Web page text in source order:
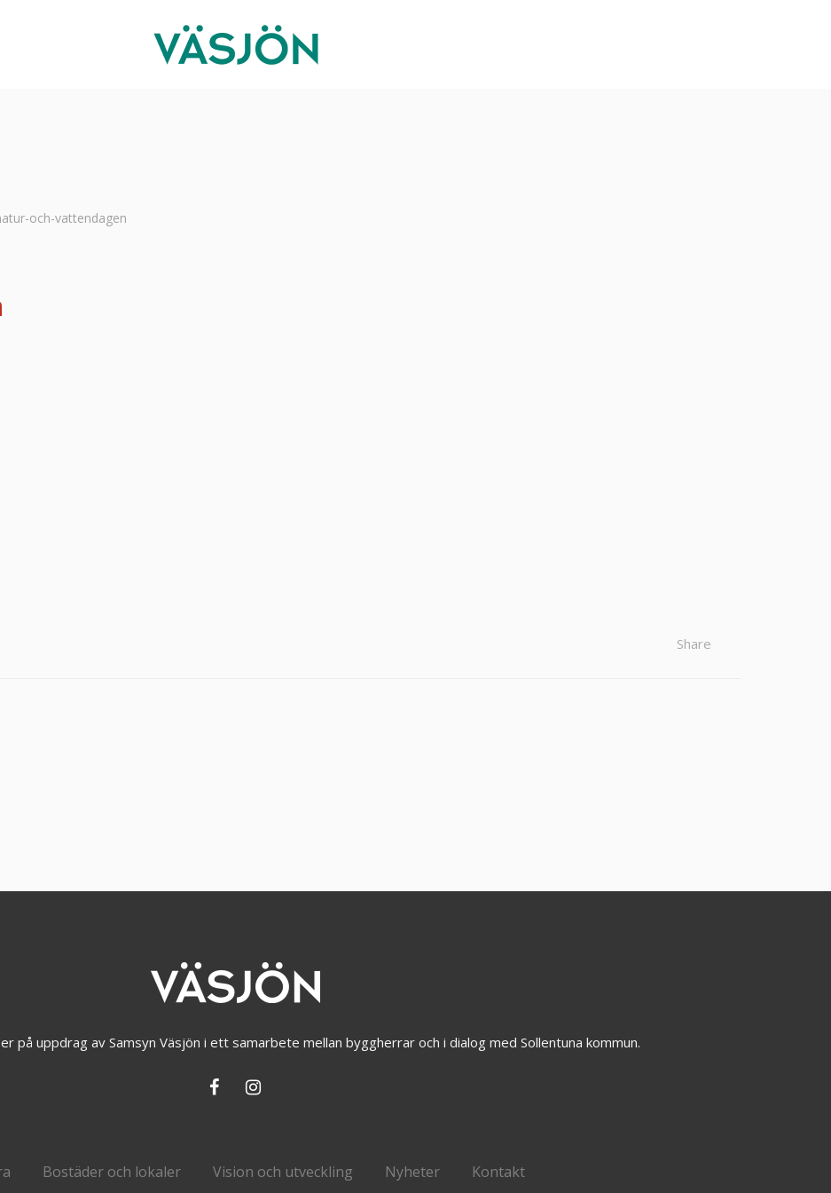
och-vattendagen
Share
på uppdrag av Samsyn Väsjön i ett samarbete mellan byggherrar och i dialog med Sollentuna kommun.
Bostäder och lokaler Vision och utveckling Nyheter Kontakt